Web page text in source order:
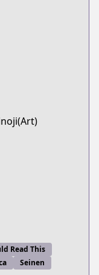
Read This
Seinen